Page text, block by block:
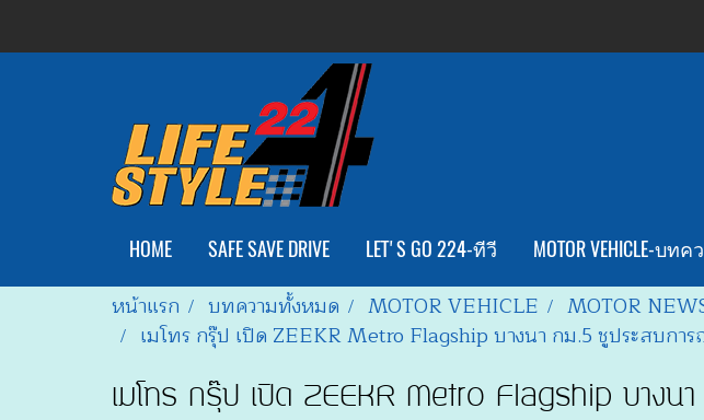
HOME SAFE SAVE DRIVE LET'S GO 224-ทีวี MOTOR VEHICLE-บท
หน้าแรก บทความทั้งหมด MOTOR VEHICLE
MOTOR
เมโทร กรุ๊ป เปิด ZEEKR Metro Flagship บางนา กม.5 ชูประสบกา
เมโทร กรุ๊ป เปิด ZEEKR Metro Flagship บางน